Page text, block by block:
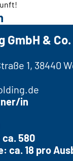
GmbH & Co.
1, 38440
in
580
ca. 18 pro